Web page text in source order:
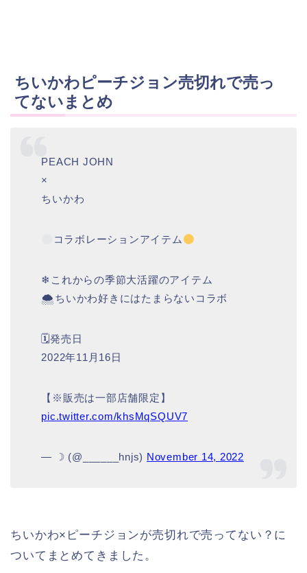
ちいかわピーチジョン売切れで売っ
てないまとめ
PEACH JOHN
×
ちいかわ
コラボレーションアイテム
❄これからの季節大活躍のアイテム
🌨ちいかわ好きにはたまらないコラボ
🗓発売日
2022年11月16日
【※販売は一部店舗限定】
pic.twitter.com/khsMqSQUV7
— ☽ (@______hnjs) November 14, 2022
ちいかわ×ピーチジョンが売切れで売ってない？に
ついてまとめてきました。